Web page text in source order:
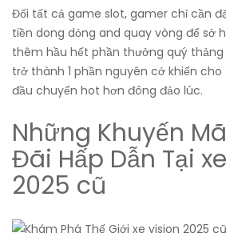
Đối tất cả game slot, gamer chỉ cần
tiền dong dỏng and quay vòng để sở
thêm hầu hết phần thưởng quý
trở thành 1 phần nguyên cớ khiến
đầu chuyển hot hơn đông đảo lúc.
Những Khuyến
Đãi Hấp Dẫn Tại
2025 cũ